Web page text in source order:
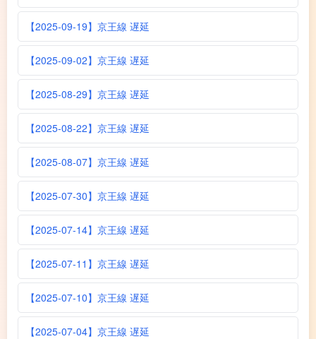
【2025-09-19】京王線 遅延
【2025-09-02】京王線 遅延
【2025-08-29】京王線 遅延
【2025-08-22】京王線 遅延
【2025-08-07】京王線 遅延
【2025-07-30】京王線 遅延
【2025-07-14】京王線 遅延
【2025-07-11】京王線 遅延
【2025-07-10】京王線 遅延
【2025-07-04】京王線 遅延